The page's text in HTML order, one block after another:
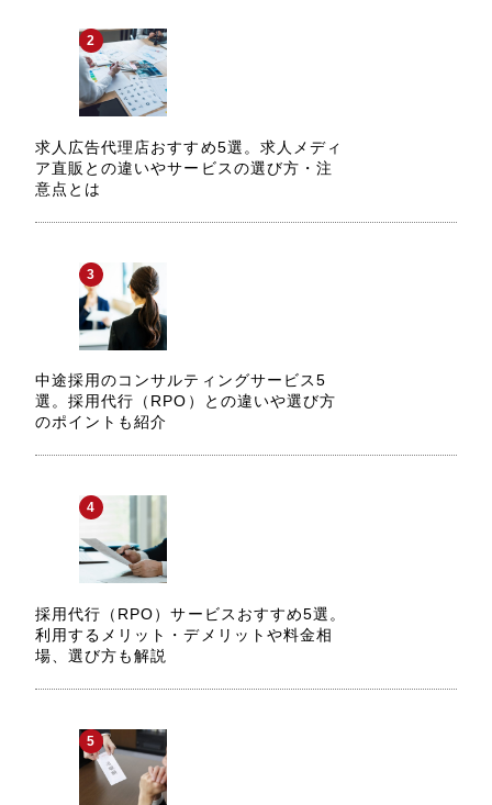
求人広告代理店おすすめ5選。求人メディ
ア直販との違いやサービスの選び方・注
意点とは
中途採用のコンサルティングサービス5
選。採用代行（RPO）との違いや選び方
のポイントも紹介
採用代行（RPO）サービスおすすめ5選。
利用するメリット・デメリットや料金相
場、選び方も解説